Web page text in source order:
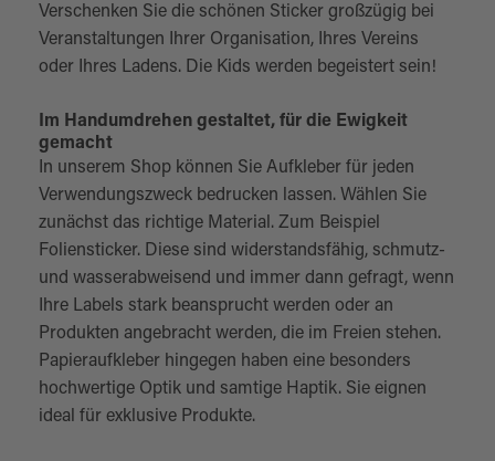
Verschenken Sie die schönen Sticker großzügig bei
Veranstaltungen Ihrer Organisation, Ihres Vereins
oder Ihres Ladens. Die Kids werden begeistert sein!
Im Handumdrehen gestaltet, für die Ewigkeit
gemacht
In unserem Shop können Sie Aufkleber für jeden
Verwendungszweck bedrucken lassen. Wählen Sie
zunächst das richtige Material. Zum Beispiel
Foliensticker. Diese sind widerstandsfähig, schmutz-
und wasserabweisend und immer dann gefragt, wenn
Ihre Labels stark beansprucht werden oder an
Produkten angebracht werden, die im Freien stehen.
Papieraufkleber hingegen haben eine besonders
hochwertige Optik und samtige Haptik. Sie eignen
ideal für exklusive Produkte.